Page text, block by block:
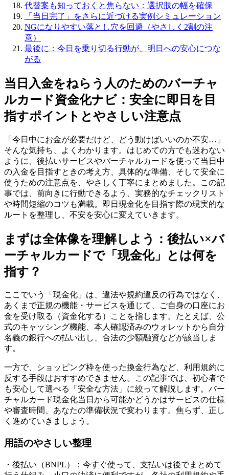
代替案も知っておくと焦らない：選択肢の幅を確保
「当日完了」をさらに近づける実例シミュレーション
NGになりやすい落とし穴を回避（やさしく2割の注
意）
最後に：今日を乗り切る行動が、明日への安心につな
がる
当日入金をねらう人のためのバーチャ
ルカード資金化ナビ：安全に即日を目
指すポイントとやさしい注意点
「今日中にお金が必要だけど、どう動けばいいのか不安…」
そんな気持ち、よくわかります。はじめての方でも迷わない
ように、後払いサービスやバーチャルカードを使って当日中
の入金を目指すときの考え方、具体的な準備、そして安全に
使うための注意点を、やさしく丁寧にまとめました。この記
事では、前向きに行動できるよう、実務的なチェックリスト
や時間短縮のコツも満載。即日現金化を目指す際の現実的な
ルートを整理し、不安を安心に変えていきます。
まずは全体像を理解しよう：後払い×バ
ーチャルカードで「現金化」とは何を
指す？
ここでいう「現金化」は、違法や規約違反の行為ではなく、
あくまで正規の機能・サービスを通じて、ご自身の口座にお
金を受け取る（資金化する）ことを指します。たとえば、公
式のキャッシング機能、本人確認済みのウォレットから自分
名義の銀行への払い出し、合法の少額融資などが該当しま
す。
一方で、ショッピング枠を使った換金行為など、利用規約に
反する手段はおすすめできません。この記事では、初心者で
も安心して選べる「安全な方法」に絞って解説します。バー
チャルカード現金化当日から可能かどうかはサービスの仕様
や審査時間、あなたの準備状況で変わります。焦らず、正し
く進めていきましょう。
用語のやさしい整理
・後払い（BNPL）：今すぐ使って、支払いは後でまとめて